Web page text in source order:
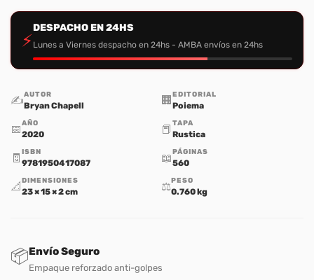
⚡
DESPACHO EN 24HS
Lunes a Viernes despacho en 24hs - AMBA envíos en 24hs
✍️AUTOR
Bryan Chapell 🏢 EDITORIAL
Poiema
📅AÑO
2020 📕 TAPA
Rustica
🧾 ISBN
9781950417087 📖PÁGINAS
560
📐 DIMENSIONES
23 × 15 × 2 cm ⚖️PESO
0.760 kg
📦Envío Seguro
Empaque reforzado anti-golpes